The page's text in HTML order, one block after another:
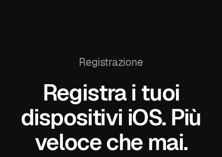
Registrazione
Registra i tuoi
dispositivi iOS. Più
veloce che mai.